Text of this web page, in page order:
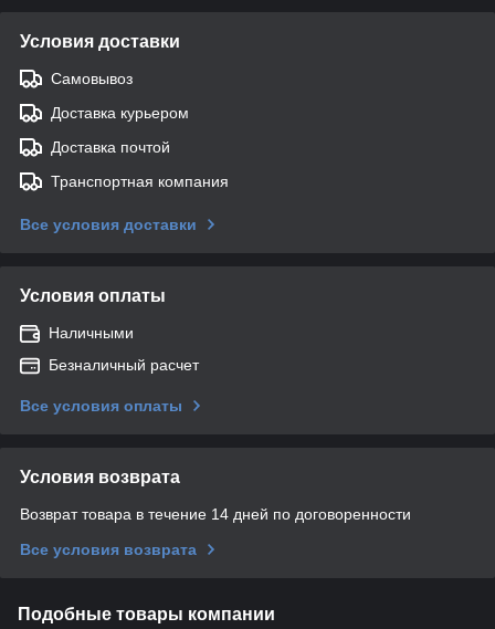
Условия доставки
Самовывоз
Доставка курьером
Доставка почтой
Транспортная компания
Все условия доставки
Условия оплаты
Наличными
Безналичный расчет
Все условия оплаты
Условия возврата
Возврат товара в течение 14 дней по договоренности
Все условия возврата
Подобные товары компании